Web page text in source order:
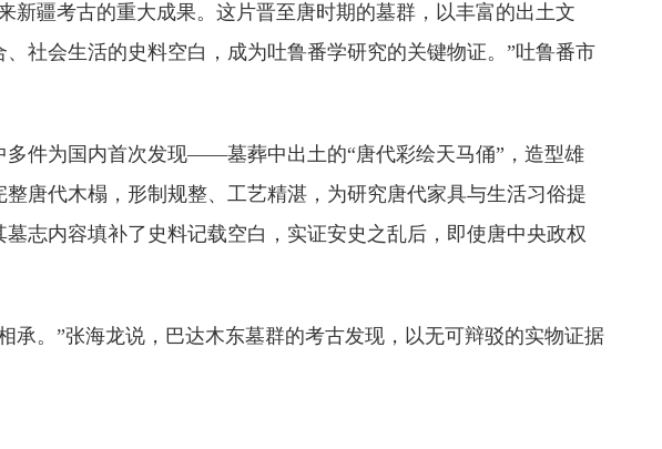
疆考古的重大成果。这片晋至唐时期的墓群，以丰富的出土文
社会生活的史料空白，成为吐鲁番学研究的关键物证。”吐鲁番市
件为国内首次发现——墓葬中出土的“唐代彩绘天马俑”，造型雄
唐代木榻，形制规整、工艺精湛，为研究唐代家具与生活习俗提
志内容填补了史料记载空白，实证安史之乱后，即使唐中央政权
。”张海龙说，巴达木东墓群的考古发现，以无可辩驳的实物证据